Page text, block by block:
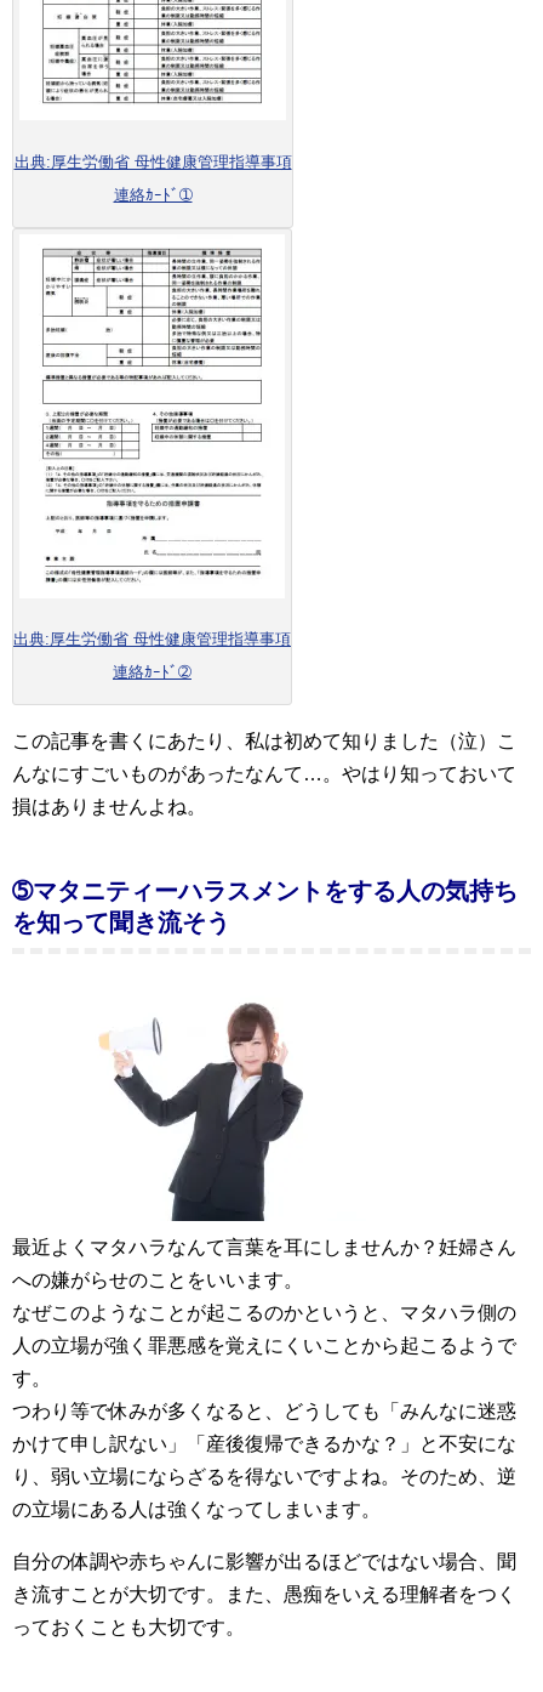
出典:厚生労働省 母性健康管理指導事項
連絡ｶｰﾄﾞ➀
出典:厚生労働省 母性健康管理指導事項
連絡ｶｰﾄﾞ➁
この記事を書くにあたり、私は初めて知りました（泣）こ
んなにすごいものがあったなんて…。やはり知っておいて
損はありませんよね。
➄マタニティーハラスメントをする人の気持ち
を知って聞き流そう
最近よくマタハラなんて言葉を耳にしませんか？妊婦さん
への嫌がらせのことをいいます。
なぜこのようなことが起こるのかというと、マタハラ側の
人の立場が強く罪悪感を覚えにくいことから起こるようで
す。
つわり等で休みが多くなると、どうしても「みんなに迷惑
かけて申し訳ない」「産後復帰できるかな？」と不安にな
り、弱い立場にならざるを得ないですよね。そのため、逆
の立場にある人は強くなってしまいます。
自分の体調や赤ちゃんに影響が出るほどではない場合、聞
き流すことが大切です。また、愚痴をいえる理解者をつく
っておくことも大切です。